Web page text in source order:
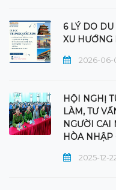
6 LÝ DO
XU HƯỚNG
2026-06-
HỘI NGHỊ
LÀM, TƯ
NGƯỜI CAI
HÒA NHẬP
2025-12-